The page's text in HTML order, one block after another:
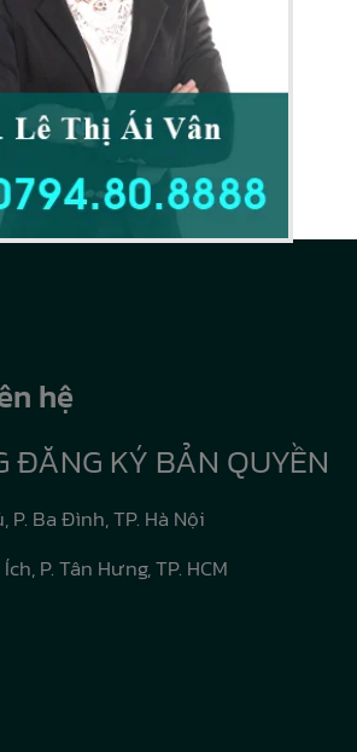
hệ
ĐĂNG KÝ BẢN QUYỀN
P. Ba Đình, TP. Hà Nội
P. Tân Hưng, TP. HCM